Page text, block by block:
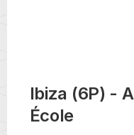
Ibiza (6P) -
École